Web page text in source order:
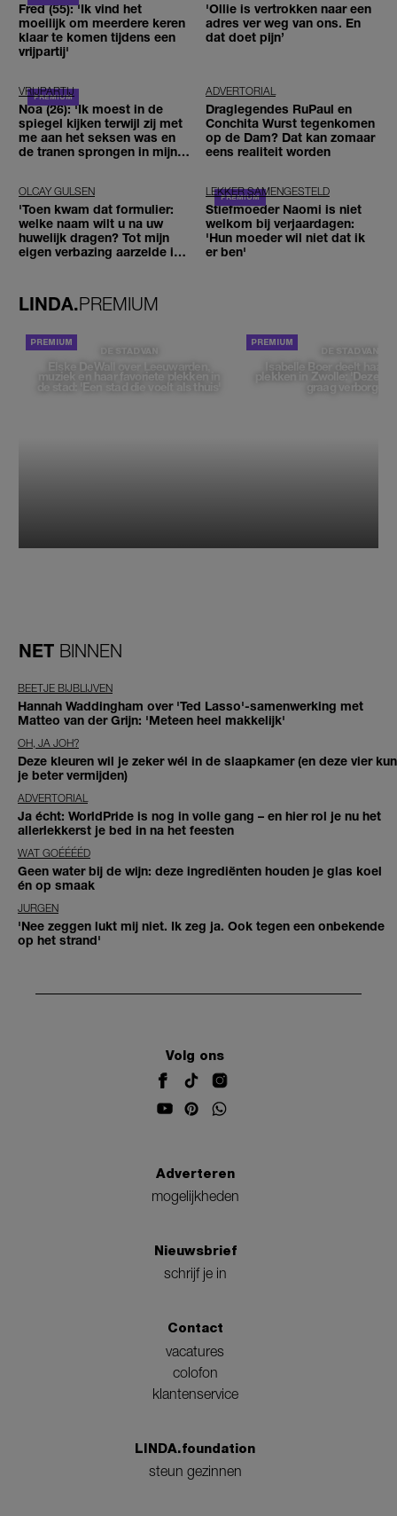
Fred (55): 'Ik vind het
moeilijk om meerdere keren
klaar te komen tijdens een
vrijpartij'
'Ollie is vertrokken naar een
adres ver weg van ons. En
dat doet pijn’
VRIJPARTIJ
Noa (26): 'Ik moest in de
spiegel kijken terwijl zij met
me aan het seksen was en
de tranen sprongen in mijn
ADVERTORIAL
Draglegendes RuPaul en
Conchita Wurst tegenkomen
op de Dam? Dat kan zomaar
eens realiteit worden
OLCAY GULSEN
'Toen kwam dat formulier:
welke naam wilt u na uw
huwelijk dragen? Tot mijn
eigen verbazing aarzelde ik
LEKKER SAMENGESTELD
Stiefmoeder Naomi is niet
welkom bij verjaardagen:
'Hun moeder wil niet dat ik
er ben'
LINDA.PREMIUM
DE STAD VAN
Elske DeWall over Leeuwarden,
muziek en haar favoriete plekken in
de stad: 'Een stad die voelt als thuis'
DE STAD VAN
Isabelle Boer deelt haar
plekken in Zwolle: 'Deze
graag verborgen'
NET BINNEN
BEETJE BIJBLIJVEN
Hannah Waddingham over 'Ted Lasso'-samenwerking met
Matteo van der Grijn: 'Meteen heel makkelijk'
OH, JA JOH?
Deze kleuren wil je zeker wél in de slaapkamer (en deze vier kun
je beter vermijden)
ADVERTORIAL
Ja écht: WorldPride is nog in volle gang – en hier rol je nu het
allerlekkerst je bed in na het feesten
WAT GOÉÉÉÉD
Geen water bij de wijn: deze ingrediënten houden je glas koel
én op smaak
JURGEN
'Nee zeggen lukt mij niet. Ik zeg ja. Ook tegen een onbekende
op het strand'
Volg ons
Adverteren
mogelijkheden
Nieuwsbrief
schrijf je in
Contact
vacatures
colofon
klantenservice
LINDA.foundation
steun gezinnen